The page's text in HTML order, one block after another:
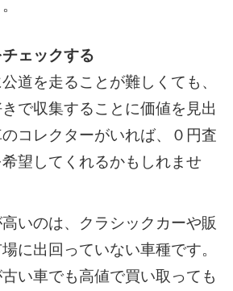
ェックする
道を走ることが難しくても、
で収集することに価値を見出
コレクターがいれば、０円査
望してくれるかもしれませ
いのは、クラシックカーや販
に出回っていない車種です。
い車でも高値で買い取っても